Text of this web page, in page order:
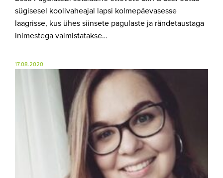
sügisesel koolivaheajal lapsi kolmepäevasesse
laagrisse, kus ühes siinsete pagulaste ja rändetaustaga
inimestega valmistatakse…
17.08.2020